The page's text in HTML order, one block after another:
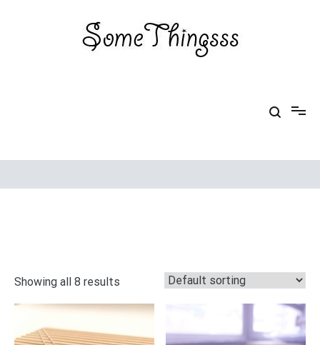
Showing all 8 results